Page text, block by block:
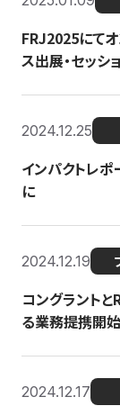
FRJ2025にて
ス出展・セッシ
2024.12.25
インパクトレ
に
2024.12.19
コングラントと
る業務提携開始
2024.12.17